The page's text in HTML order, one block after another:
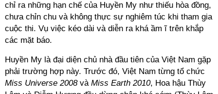
chỉ ra những hạn chế của Huyền My như thiếu hòa đồng,
chưa chỉn chu và không thực sự nghiêm túc khi tham gia
cuộc thi. Vụ việc kéo dài và diễn ra khá ầm ĩ trên khắp
các mặt báo.
Huyền My là đại diện chủ nhà đầu tiên của Việt Nam gặp
phải trường hợp này. Trước đó, Việt Nam từng tổ chức
Miss Universe 2008và Miss Earth 2010, Hoa hậu Thùy